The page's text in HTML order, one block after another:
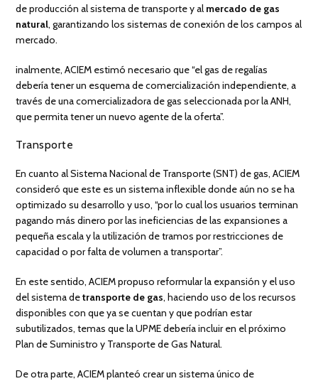
de producción al sistema de transporte y al mercado de gas
natural, garantizando los sistemas de conexión de los campos al
mercado.
inalmente, ACIEM estimó necesario que “el gas de regalías
debería tener un esquema de comercialización independiente, a
través de una comercializadora de gas seleccionada por la ANH,
que permita tener un nuevo agente de la oferta”.
Transporte
En cuanto al Sistema Nacional de Transporte (SNT) de gas, ACIEM
consideró que este es un sistema inflexible donde aún no se ha
optimizado su desarrollo y uso, “por lo cual los usuarios terminan
pagando más dinero por las ineficiencias de las expansiones a
pequeña escala y la utilización de tramos por restricciones de
capacidad o por falta de volumen a transportar”.
En este sentido, ACIEM propuso reformular la expansión y el uso
del sistema detransporte de gas, haciendo uso de los recursos
disponibles con que ya se cuentan y que podrían estar
subutilizados, temas que la UPME debería incluir en el próximo
Plan de Suministro y Transporte de Gas Natural.
De otra parte, ACIEM planteó crear un sistema único de